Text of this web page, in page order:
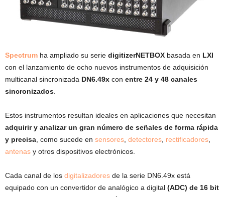
Spectrum ha ampliado su serie digitizerNETBOX basada en LXI
con el lanzamiento de ocho nuevos instrumentos de adquisición
multicanal sincronizada DN6.49x con entre 24 y 48 canales
sincronizados
Estos instrumentos resultan ideales en aplicaciones que necesitan
adquirir y analizar un gran número de señales de forma rápida
y precisa , como sucede en sensores detectores rectificadores
antenas y otros dispositivos electrónicos.
Cada canal de los digitalizadores de la serie DN6.49x está
equipado con un convertidor de analógico a digital (ADC) de 16 bit